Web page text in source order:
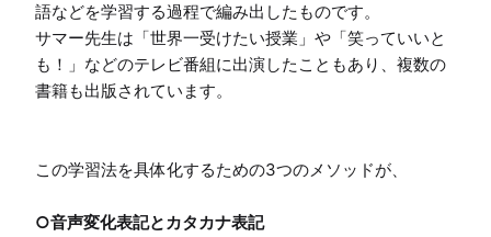
語などを学習する過程で編み出したものです。
サマー先生は「世界一受けたい授業」や「笑っていいと
も！」などのテレビ番組に出演したこともあり、複数の
書籍も出版されています。
○音声変化表記とカタカナ表記